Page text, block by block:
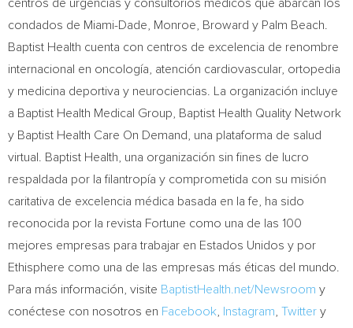
centros de urgencias y consultorios médicos que abarcan los
condados de Miami-Dade Monroe Broward y Palm Beach
Baptist Health cuenta con centros de excelencia de renombre
internacional en oncología, atención cardiovascular, ortopedia
y medicina deportiva y neurociencias. La organización incluye
a Baptist Health Medical Group, Baptist Health Quality Network
y Baptist Health Care On Demand, una plataforma de salud
virtual. Baptist Health, una organización sin fines de lucro
respaldada por la filantropía y comprometida con su misión
caritativa de excelencia médica basada en la fe, ha sido
reconocida por la revista Fortune como una de las 100
mejores empresas para trabajar en Estados Unidos y por
Ethisphere como una de las empresas más éticas del mundo.
Para más información, visite BaptistHealth.net/Newsroom y
conéctese con nosotros en Facebook Instagram Twitter y